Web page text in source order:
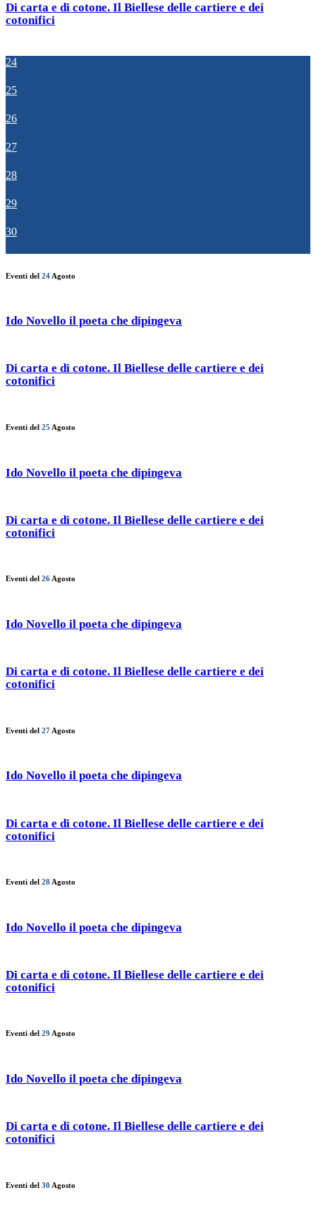
Di carta e di cotone. Il Biellese delle cartiere e dei
cotonifici
24
25
26
27
28
29
30
Eventi del 24 Agosto
Ido Novello il poeta che dipingeva
Di carta e di cotone. Il Biellese delle cartiere e dei
cotonifici
Eventi del 25 Agosto
Ido Novello il poeta che dipingeva
Di carta e di cotone. Il Biellese delle cartiere e dei
cotonifici
Eventi del 26 Agosto
Ido Novello il poeta che dipingeva
Di carta e di cotone. Il Biellese delle cartiere e dei
cotonifici
Eventi del 27 Agosto
Ido Novello il poeta che dipingeva
Di carta e di cotone. Il Biellese delle cartiere e dei
cotonifici
Eventi del 28 Agosto
Ido Novello il poeta che dipingeva
Di carta e di cotone. Il Biellese delle cartiere e dei
cotonifici
Eventi del 29 Agosto
Ido Novello il poeta che dipingeva
Di carta e di cotone. Il Biellese delle cartiere e dei
cotonifici
Eventi del 30 Agosto